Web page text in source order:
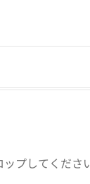
択されています。
んでください。
プしてくださ